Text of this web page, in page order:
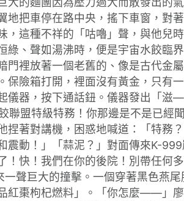
把車停在路中央，搖下車窗，對
這種不祥的「咕嚕」聲，與他兒
、聲如湯沸時，便是宇宙水餃臨
裡放著一個老舊的、像是古代金
險箱打開，裡面沒有黃金，只有
儀器，按下通話鈕。儀器發出「
盟特級特務！你那邊是不是已經
著對講機，困惑地喊道：「特務
動！」「蒜泥？」對面傳來K-
！快！我們在你的後院！別帶任
聲巨大的撞擊。一個穿著黑色燕
紅棗枸杞燃料」。「你怎麼——」